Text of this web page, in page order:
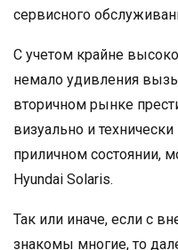
сервисного
С учетом крайне
немало удивления
вторичном рынке
визуально и
приличном состоянии,
Hyundai Solaris.
Так или иначе, если с
знакомы многие, то